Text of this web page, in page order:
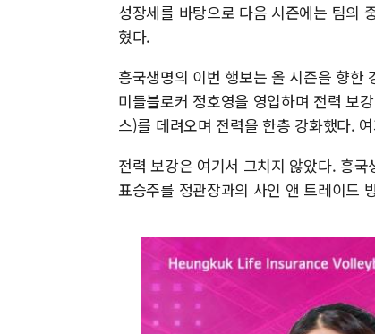
성장세를 바탕으로 다음 시즌에는 팀의
혔다.
흥국생명의 이번 행보는 올 시즌을 향한
미들블로커 정호영을 영입하며 전력 보
스)를 데려오며 전력을 한층 강화했다.
전력 보강은 여기서 그치지 않았다. 흥
표승주를 정관장과의 사인 앤 트레이드